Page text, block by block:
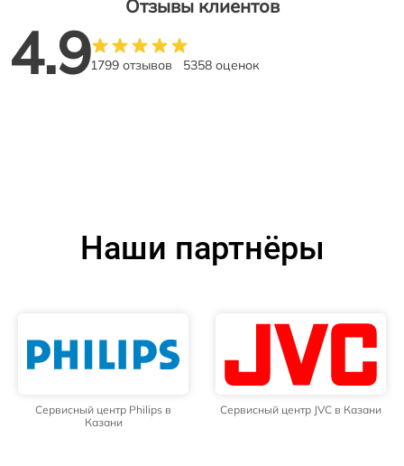
Отзывы клиентов
4.91799 отзывов 5358 оценок
Наши партнёры
Сервисный центр Philips в
Казани
Сервисный центр JVC в Казани